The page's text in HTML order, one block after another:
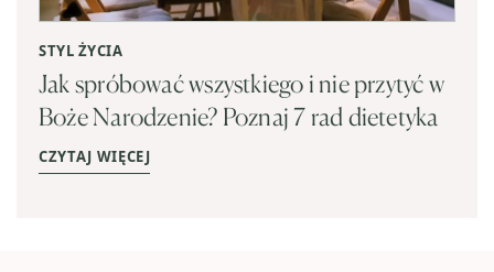
STYL ŻYCIA
Jak spróbować wszystkiego i nie przytyć w
Boże Narodzenie? Poznaj 7 rad dietetyka
CZYTAJ WIĘCEJ